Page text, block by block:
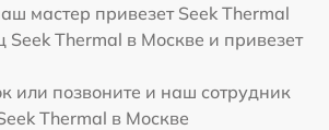
мастер привезет Seek Thermal
Seek Thermal в Москве и привезет
или позвоните и наш сотрудник
Thermal в Москве